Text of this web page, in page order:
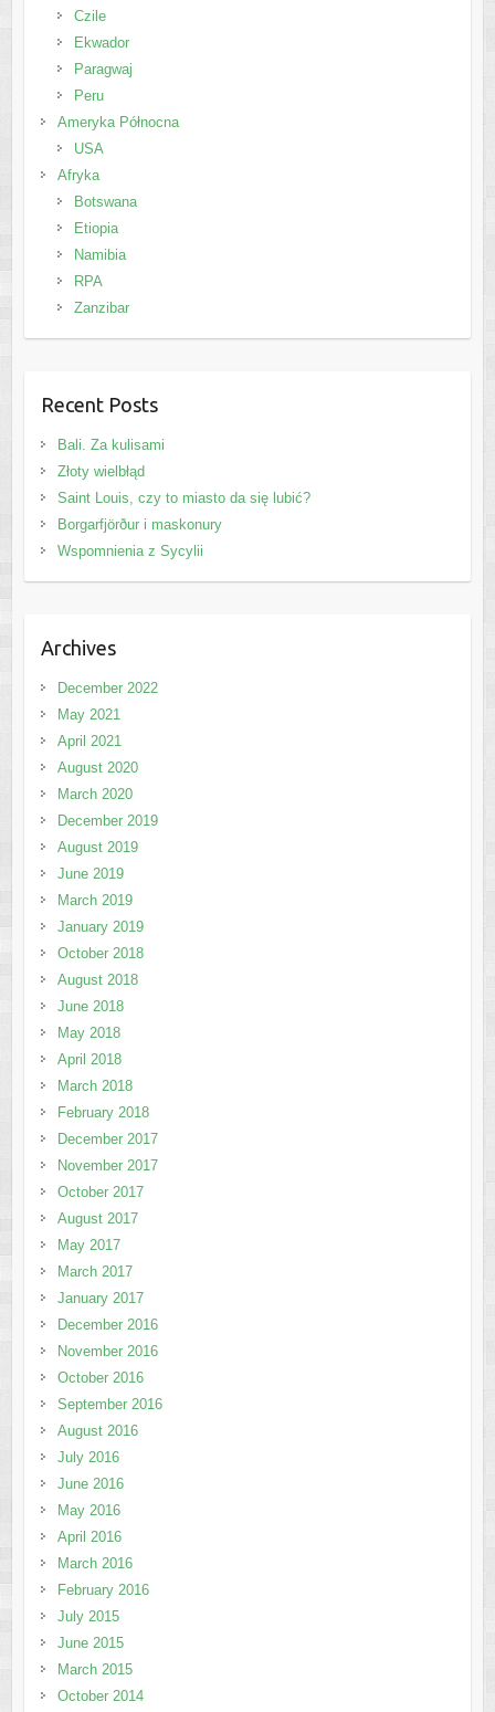
Czile
Ekwador
Paragwaj
Peru
Ameryka Północna
USA
Afryka
Botswana
Etiopia
Namibia
RPA
Zanzibar
Recent Posts
Bali. Za kulisami
Złoty wielbłąd
Saint Louis, czy to miasto da się lubić?
Borgarfjörður i maskonury
Wspomnienia z Sycylii
Archives
December 2022
May 2021
April 2021
August 2020
March 2020
December 2019
August 2019
June 2019
March 2019
January 2019
October 2018
August 2018
June 2018
May 2018
April 2018
March 2018
February 2018
December 2017
November 2017
October 2017
August 2017
May 2017
March 2017
January 2017
December 2016
November 2016
October 2016
September 2016
August 2016
July 2016
June 2016
May 2016
April 2016
March 2016
February 2016
July 2015
June 2015
March 2015
October 2014